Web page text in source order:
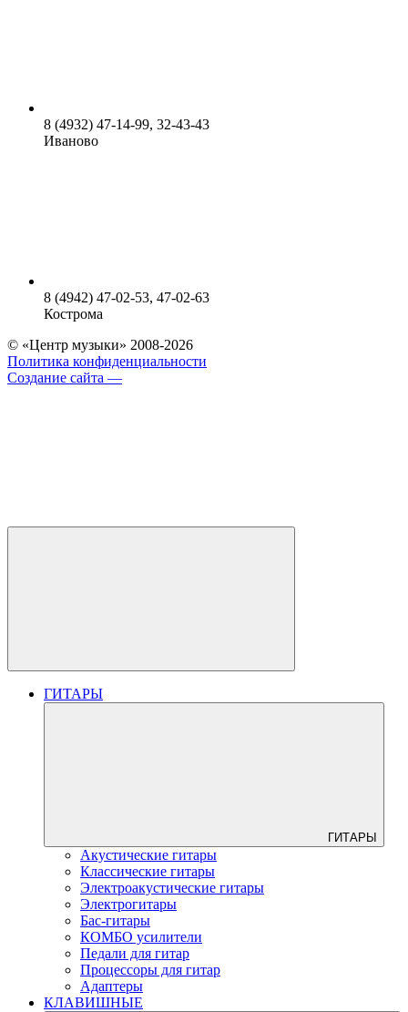
8 (4932) 47-14-99, 32-43-43
Иваново
8 (4942) 47-02-53, 47-02-63
Кострома
© «Центр музыки» 2008-2026
Политика конфиденциальности
Создание сайта —
ГИТАРЫ
ГИТАРЫ
Акустические гитары
Классические гитары
Электроакустические гитары
Электрогитары
Бас-гитары
КОМБО усилители
Педали для гитар
Процессоры для гитар
Адаптеры
КЛАВИШНЫЕ